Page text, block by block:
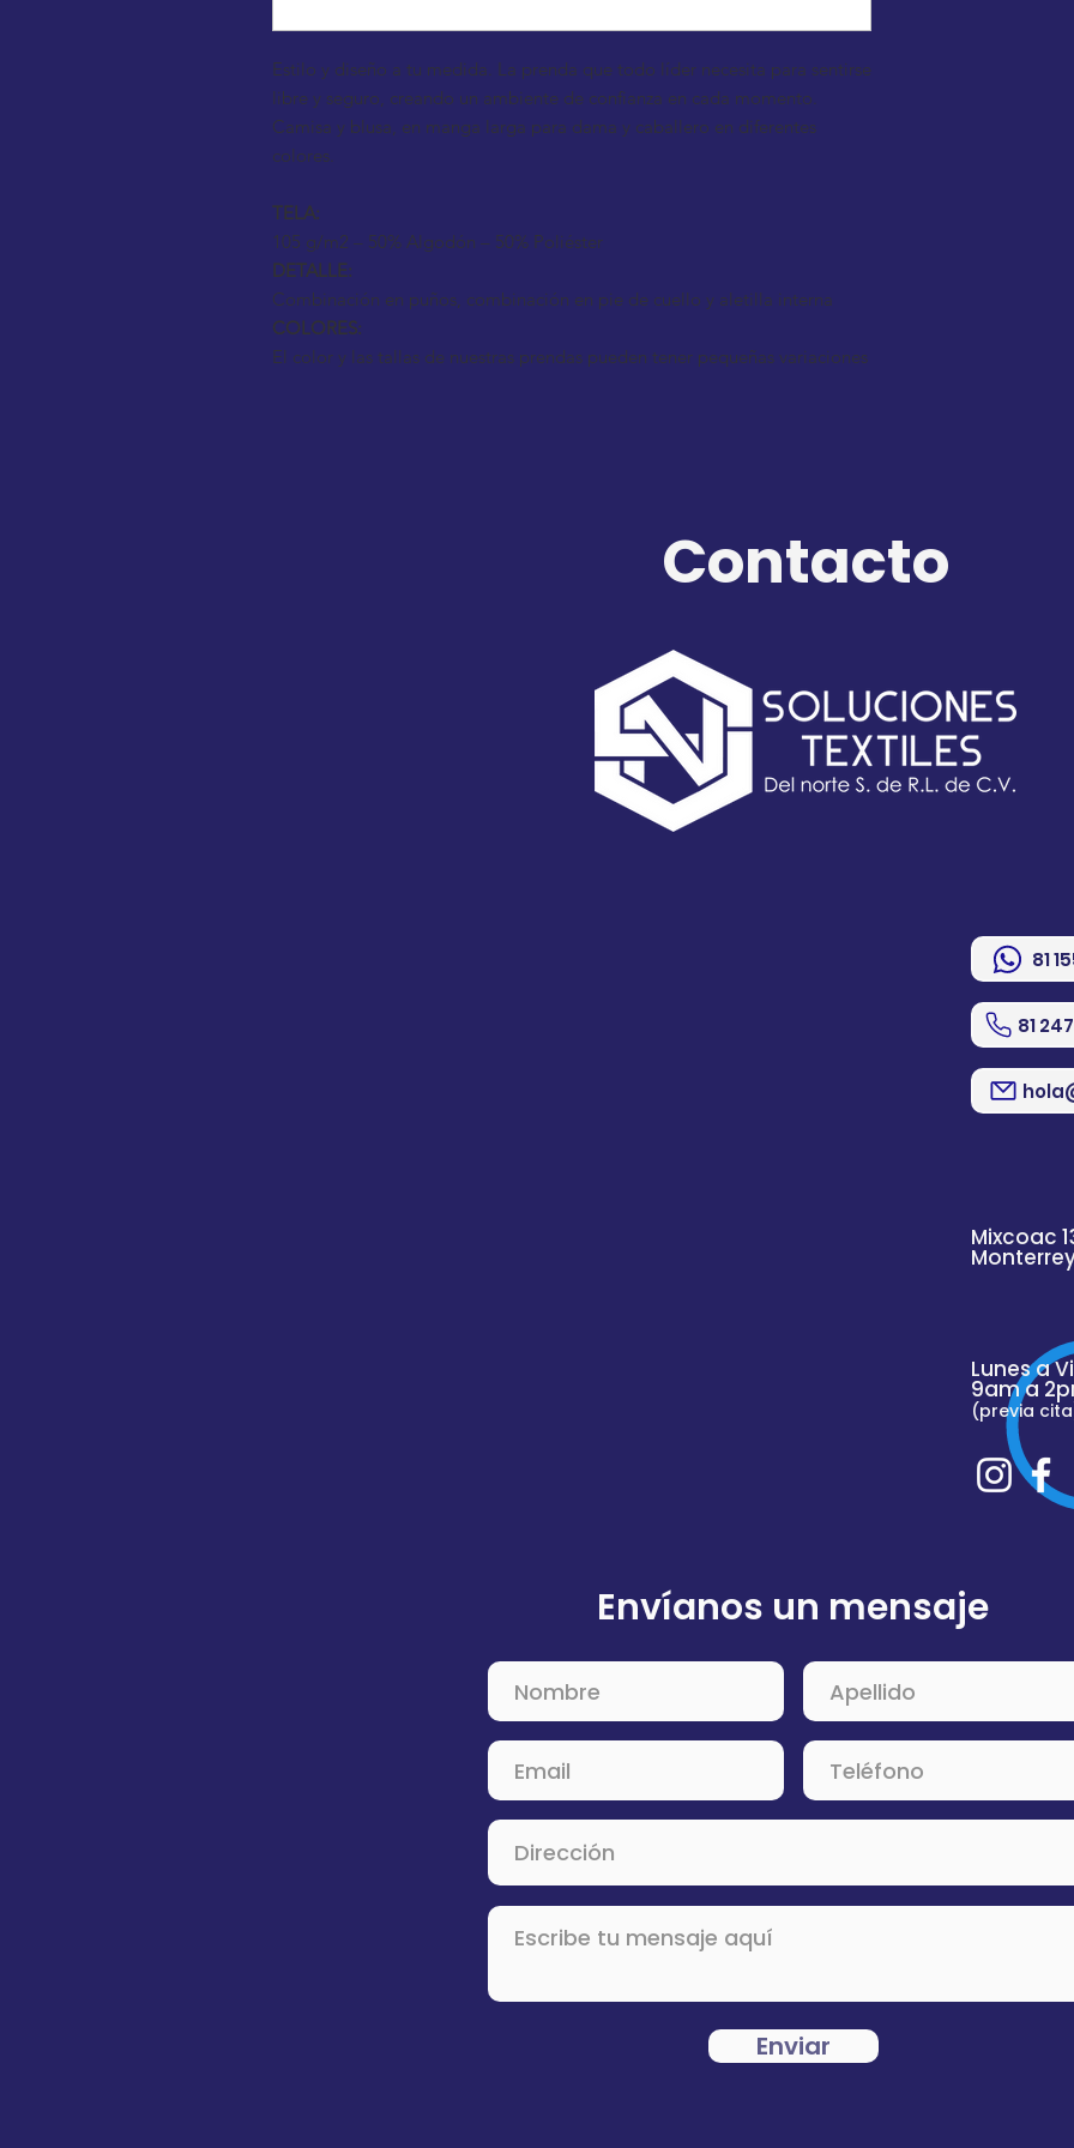
Estilo y diseño a tu medida. La prenda que todo líder necesita para sentirse
libre y seguro, creando un ambiente de confianza en cada momento.
Camisa y blusa, en manga larga para dama y caballero en diferentes
colores.
TELA:
105 g/m2 – 50% Algodón – 50% Poliéster
DETALLE:
Combinación en puños, combinación en pie de cuello y aletilla interna
COLORES:
El color y las tallas de nuestras prendas pueden tener pequeñas variaciones
Contacto
81
81
Mixcoac
Lunes a
9am a
(previa
Envíanos un mensaje
Enviar